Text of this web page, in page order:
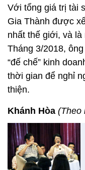
Với tổng giá trị tài
Gia Thành được
nhất thế giới, và
Tháng 3/2018,
“đế chế” kinh
thời gian để nghỉ
thiện.
Khánh Hòa (Theo